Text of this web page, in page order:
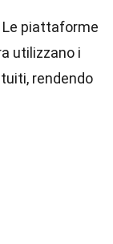
Le piattaforme
utilizzano i
rendendo